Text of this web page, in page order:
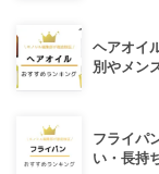
ヘアオイ
別やメン
フライパ
い・長持